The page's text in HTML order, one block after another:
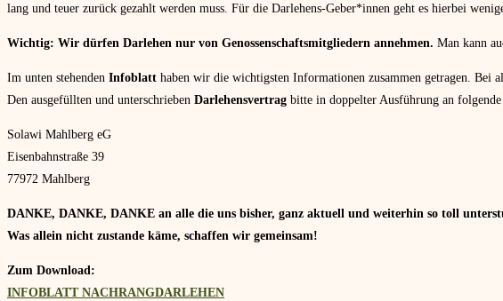
lang und teuer zurück gezahlt werden muss. Für die Darlehens-Geber*innen geht es hierbei
Wichtig: Wir dürfen Darlehen nur von Genossenschaftsmitgliedern annehmen. Man kann
Im unten stehenden Infoblatt haben wir die wichtigsten Informationen zusammen getragen. Bei
Den ausgefüllten und unterschrieben Darlehensvertrag bitte in doppelter Ausführung an folgende
Solawi Mahlberg eG
Eisenbahnstraße 39
77972 Mahlberg
DANKE, DANKE, DANKE an alle die uns bisher, ganz aktuell und weiterhin so toll
Was allein nicht zustande käme, schaffen wir gemeinsam!
Zum Download:
INFOBLATT NACHRANGDARLEHEN